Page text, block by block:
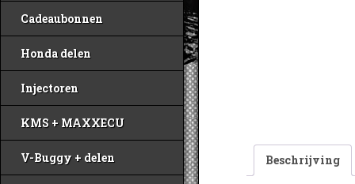
Cadeaubonnen
Honda delen
Injectoren
KMS + MAXXECU
V-Buggy + delen Beschrijving